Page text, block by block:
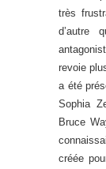
très
d’autre
revoie
a été
Sophia
Bruce
créée